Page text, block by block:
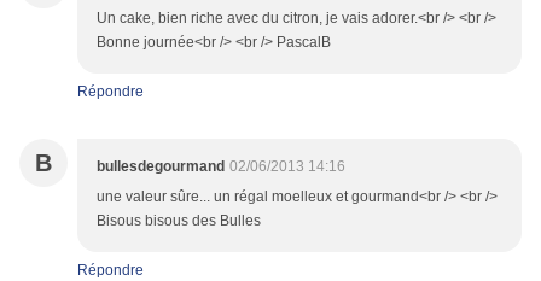
Un cake, bien riche avec du citron, je vais adorer.<br /> <br />
Bonne journée<br /> <br /> PascalB
Répondre
B bullesdegourmand 02/06/2013 14:16
une valeur sûre... un régal moelleux et gourmand<br /> <br />
Bisous bisous des Bulles
Répondre